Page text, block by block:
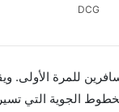
DCG
للمرة الأولى.
الجوية التي